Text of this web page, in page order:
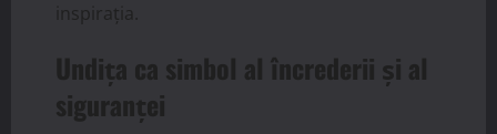
inspirația.
Undița ca simbol al încrederii și al
siguranței